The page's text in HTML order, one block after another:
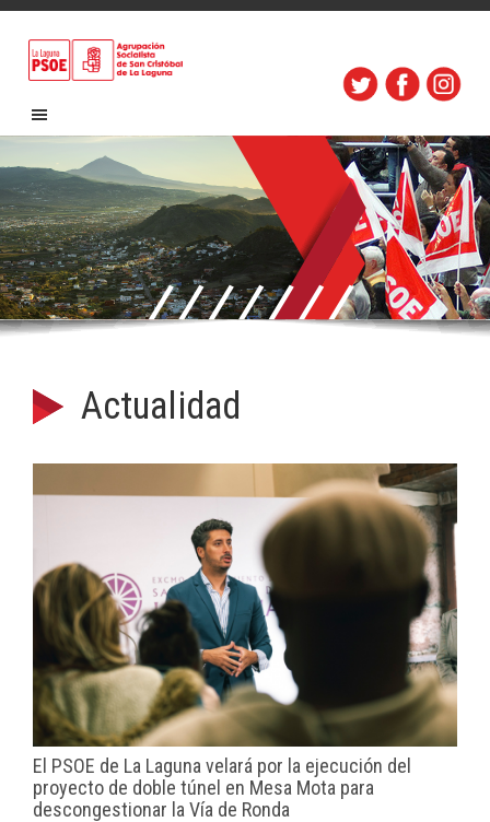
Actualidad
El PSOE de La Laguna velará por la ejecución del
proyecto de doble túnel en Mesa Mota para
descongestionar la Vía de Ronda